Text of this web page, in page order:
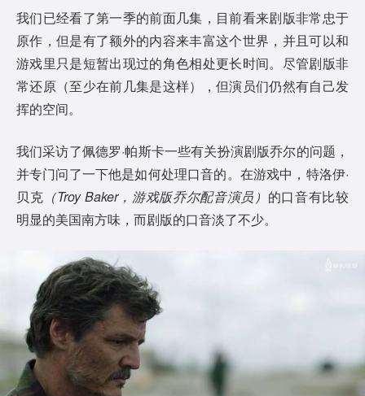
我们已经看了第一季的前面几集，目前看来剧版非常忠于
原作，但是有了额外的内容来丰富这个世界，并且可以和
游戏里只是短暂出现过的角色相处更长时间。尽管剧版非
常还原（至少在前几集是这样），但演员们仍然有自己发
挥的空间。
我们采访了佩德罗·帕斯卡一些有关扮演剧版乔尔的问题，
并专门问了一下他是如何处理口音的。在游戏中，特洛伊·
贝克 （Troy Baker，游戏版乔尔配音演员） 的口音有比较
明显的美国南方味，而剧版的口音淡了不少。